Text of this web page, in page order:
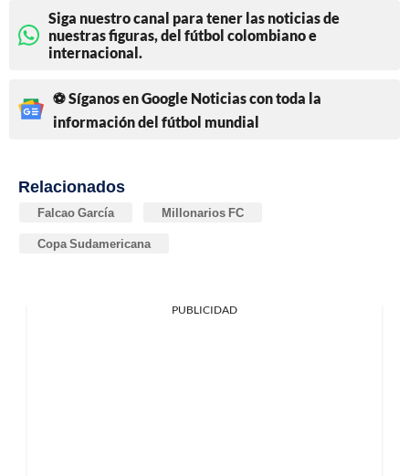
Siga nuestro canal para tener las noticias de
nuestras figuras, del fútbol colombiano e
internacional.
⚽ Síganos en Google Noticias con toda la
información del fútbol mundial
Relacionados
Falcao García Millonarios FC
Copa Sudamericana
PUBLICIDAD